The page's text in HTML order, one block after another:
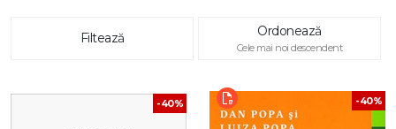
Filtează Ordonează
Cele mai noi descendent
-40% -40%